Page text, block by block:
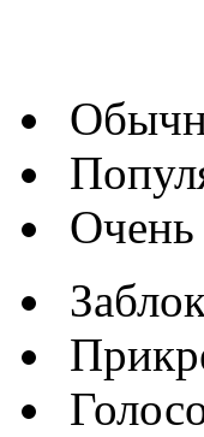
Очень